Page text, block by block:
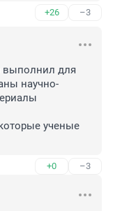
+26 –3
выполнил для
научно-
ученые
+0 –3